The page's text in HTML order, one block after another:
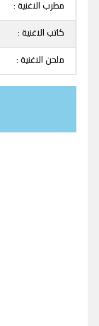
مطرب الاغنية :
كاتب الاغنية :
ملحن الاغنية :